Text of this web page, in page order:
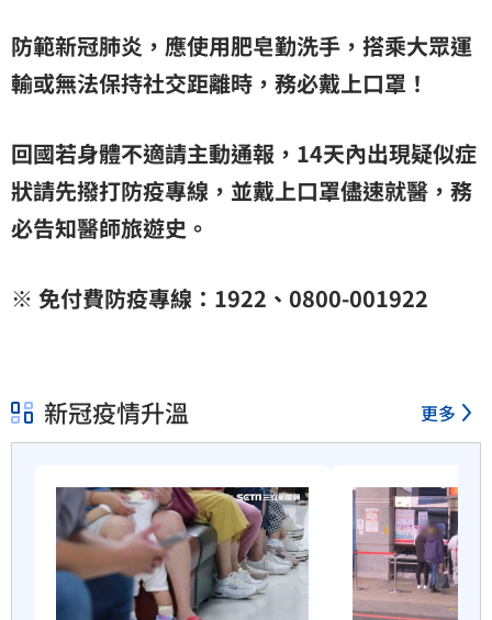
防範新冠肺炎，應使用肥皂勤洗手，搭乘大眾運
輸或無法保持社交距離時，務必戴上口罩！
回國若身體不適請主動通報，14天內出現疑似症
狀請先撥打防疫專線，並戴上口罩儘速就醫，務
必告知醫師旅遊史。
※ 免付費防疫專線：1922、0800-001922
新冠疫情升溫 更多